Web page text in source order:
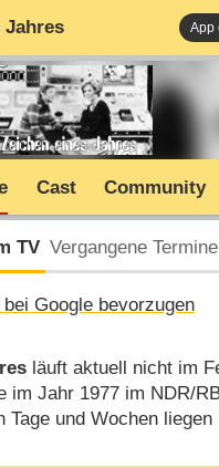
Jahres App
Cast Community
TV Vergangene Termine
Google bevorzugen
läuft aktuell nicht im
im Jahr 1977 im NDR/
Tage und Wochen